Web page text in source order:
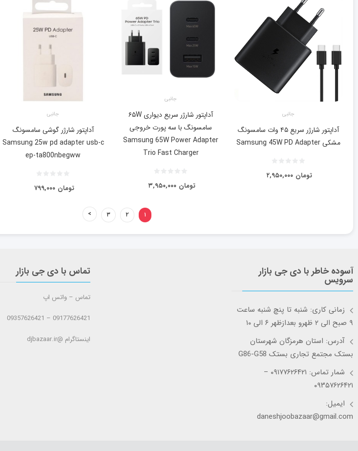
جانبی
آداپتور شارژر سریع ۴۵ وات سامسونگ
مشکی Samsung 45W PD Adapter
۲,۹۵۰,۰۰۰ تومان
جانبی
آداپتور شارژر سریع دیواری ۶۵W
سامسونگ با سه پورت خروجی
Samsung 65W Power Adapter
Trio Fast Charger
۳,۹۵۰,۰۰۰ تومان
جانبی
آداپتور شارژر گوشی سامسونگ
Samsung 25w pd adapter usb-c
ep-ta800nbegww
۷۹۹,۰۰۰ تومان
۱ ۲ ۳
آسوده خاطر با دی جی بازار
سرویس
زمانی کاری: شنبه تا پنچ شنبه ساعت
۹ صبح الی ۲ ظهرو بعدازظهر ۶ الی ۱۰
آدرس: استان هرمزگان شهرستان
بستک مجتمع تجاری بستک G86-G58
شمار تماس: ۰۹۱۷۷۶۲۶۴۲۱ –
۰۹۳۵۷۶۲۶۴۲۱
ایمیل:
daneshjoobazaar@gmail.com
تماس با دی جی بازار
تماس – واتس اپ
09177626421 – 09357626421
اینستاگرام @djbazaar.ir